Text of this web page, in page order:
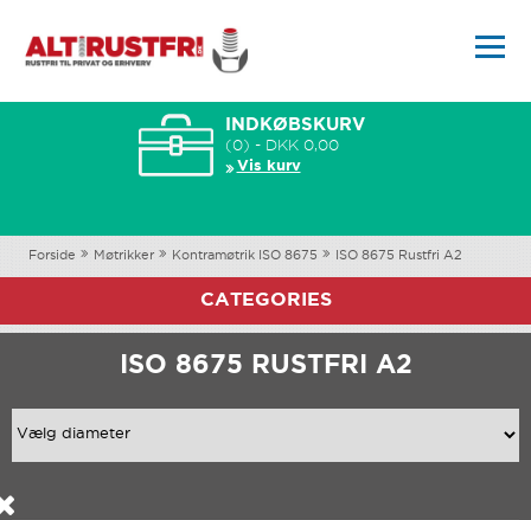
INDKØBSKURV
(0) - DKK 0,00
Vis kurv
Forside Møtrikker Kontramøtrik ISO 8675 ISO 8675 Rustfri A2
CATEGORIES
ISO 8675 RUSTFRI A2